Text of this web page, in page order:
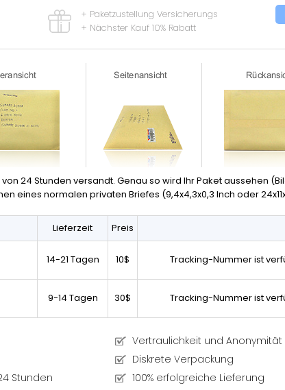
+ Paketzustellung Versicherungs
+ Nächster Kauf 10% Rabatt
24 Stunden versandt. Genau so wird Ihr Paket aussehen
eines normalen privaten Briefes (9,4x4,3x0,3 Inch oder
Lieferzeit Preis
14-21 Tagen 10$ Tracking-Nummer ist
9-14 Tagen 30$ Tracking-Nummer ist
Stunden
Vertraulichkeit und
Diskrete Verpackung
100% erfolgreiche Lieferung